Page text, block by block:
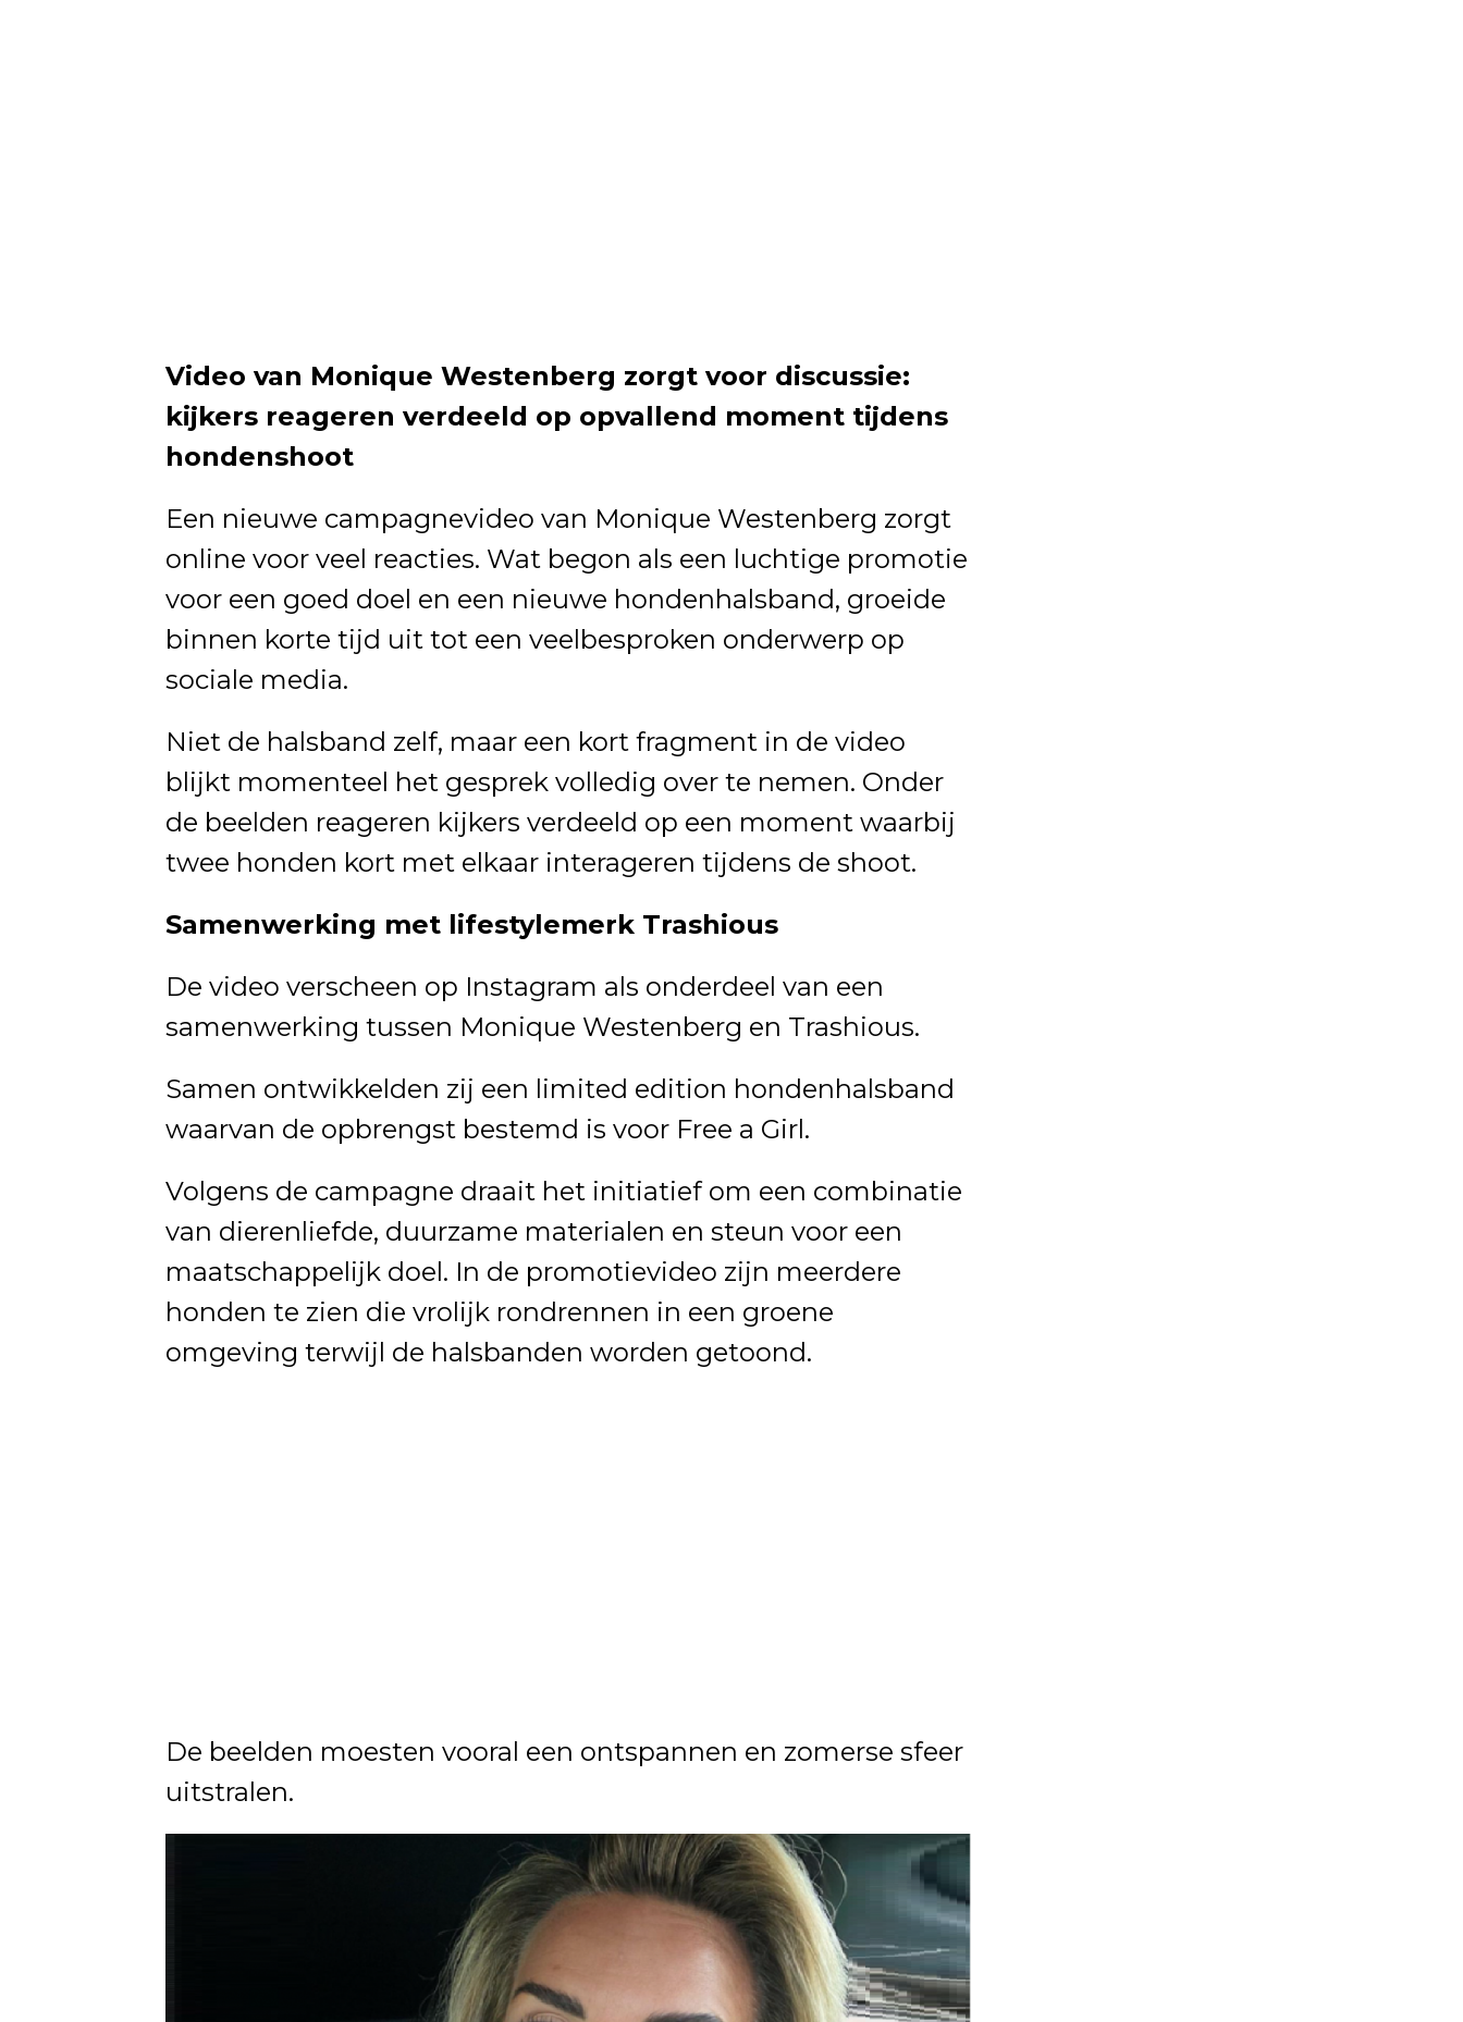
Video van Monique Westenberg zorgt voor discussie:
kijkers reageren verdeeld op opvallend moment tijdens
hondenshoot
Een nieuwe campagnevideo van Monique Westenberg zorgt
online voor veel reacties. Wat begon als een luchtige promotie
voor een goed doel en een nieuwe hondenhalsband, groeide
binnen korte tijd uit tot een veelbesproken onderwerp op
sociale media.
Niet de halsband zelf, maar een kort fragment in de video
blijkt momenteel het gesprek volledig over te nemen. Onder
de beelden reageren kijkers verdeeld op een moment waarbij
twee honden kort met elkaar interageren tijdens de shoot.
Samenwerking met lifestylemerk Trashious
De video verscheen op Instagram als onderdeel van een
samenwerking tussen Monique Westenberg en Trashious.
Samen ontwikkelden zij een limited edition hondenhalsband
waarvan de opbrengst bestemd is voor Free a Girl.
Volgens de campagne draait het initiatief om een combinatie
van dierenliefde, duurzame materialen en steun voor een
maatschappelijk doel. In de promotievideo zijn meerdere
honden te zien die vrolijk rondrennen in een groene
omgeving terwijl de halsbanden worden getoond.
De beelden moesten vooral een ontspannen en zomerse sfeer
uitstralen.